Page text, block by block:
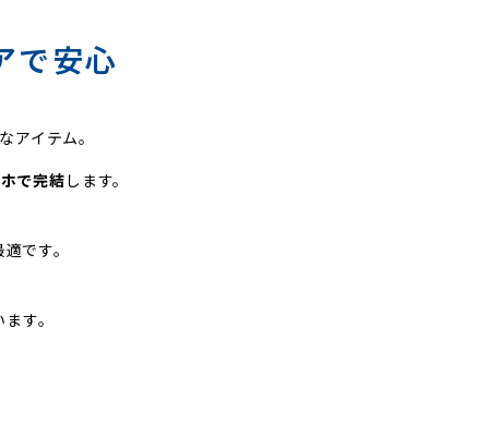
で安心
イテム。
で完結 します。
です。
す。